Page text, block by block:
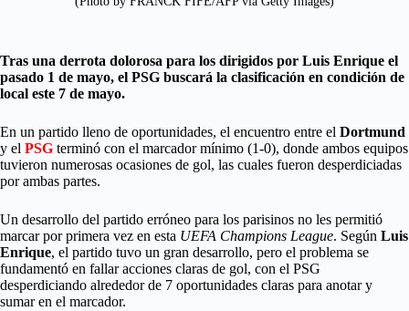
Tras una derrota dolorosa para los dirigidos por Luis Enrique el
pasado 1 de mayo, el PSG buscará la clasificación en condición de
local este 7 de mayo.
En un partido lleno de oportunidades, el encuentro entre el Dortmund
y el PSG terminó con el marcador mínimo (1-0), donde ambos equipos
tuvieron numerosas ocasiones de gol, las cuales fueron desperdiciadas
por ambas partes.
Un desarrollo del partido erróneo para los parisinos no les permitió
marcar por primera vez en esta UEFA Champions League. Según Luis
Enrique, el partido tuvo un gran desarrollo, pero el problema se
fundamentó en fallar acciones claras de gol, con el PSG
desperdiciando alrededor de 7 oportunidades claras para anotar y
sumar en el marcador.